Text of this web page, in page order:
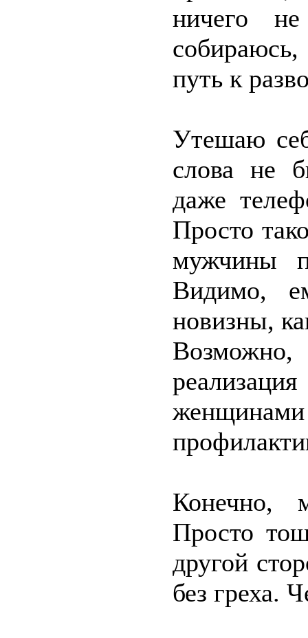
ничего
путь к
Утешаю
слова не
даже
Просто
мужчины
Видимо,
новизны,
Конечно,
Просто
другой
без греха.